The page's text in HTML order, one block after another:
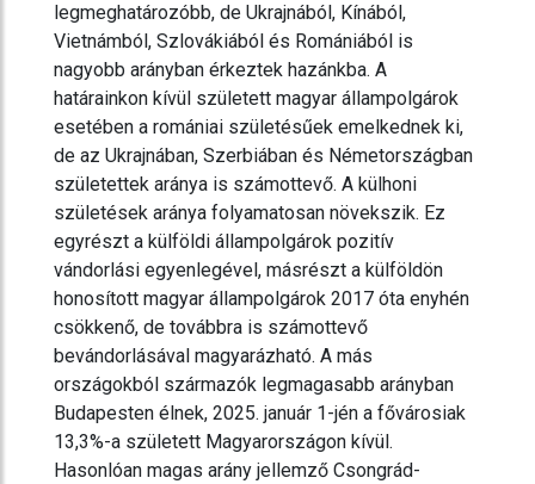
legmeghatározóbb, de Ukrajnából, Kínából,
Vietnámból, Szlovákiából és Romániából is
nagyobb arányban érkeztek hazánkba. A
határainkon kívül született magyar állampolgárok
esetében a romániai születésűek emelkednek ki,
de az Ukrajnában, Szerbiában és Németországban
születettek aránya is számottevő. A külhoni
születések aránya folyamatosan növekszik. Ez
egyrészt a külföldi állampolgárok pozitív
vándorlási egyenlegével, másrészt a külföldön
honosított magyar állampolgárok 2017 óta enyhén
csökkenő, de továbbra is számottevő
bevándorlásával magyarázható. A más
országokból származók legmagasabb arányban
Budapesten élnek, 2025. január 1-jén a fővárosiak
13,3%-a született Magyarországon kívül.
Hasonlóan magas arány jellemző Csongrád-